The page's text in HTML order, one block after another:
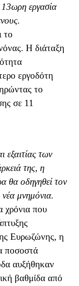
εργασία
το
Η διάταξη
εργοδότη
το
σε 11
εξαιτίας των
της, η
θα οδηγηθεί τον
μνημόνια.
χρόνια που
Ευρωζώνης, η
ποσοστά
αυξήθηκαν
βαθμίδα από